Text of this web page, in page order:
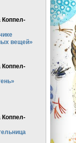
Коппел-
вещей»
Коппел-
Коппел-